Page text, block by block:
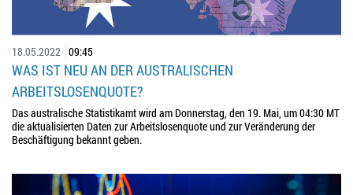
18.05.2022 09:45
WAS IST NEU AN DER AUSTRALISCHEN
ARBEITSLOSENQUOTE?
Das australische Statistikamt wird am Donnerstag, den 19. Mai, um 04:30 MT
die aktualisierten Daten zur Arbeitslosenquote und zur Veränderung der
Beschäftigung bekannt geben.